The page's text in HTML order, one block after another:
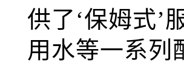
供了‘保姆式’
用水等一系列